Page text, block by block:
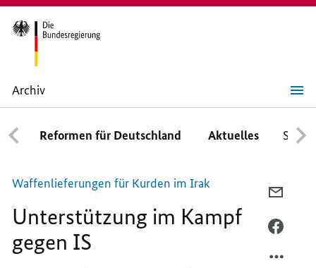
Archiv
Unterstützung
im
Kampf
gegenReformen für Deutschland Aktuelles
Waffenlieferungen für Kurden im Irak
Unterstützung im Kampf
gegen IS